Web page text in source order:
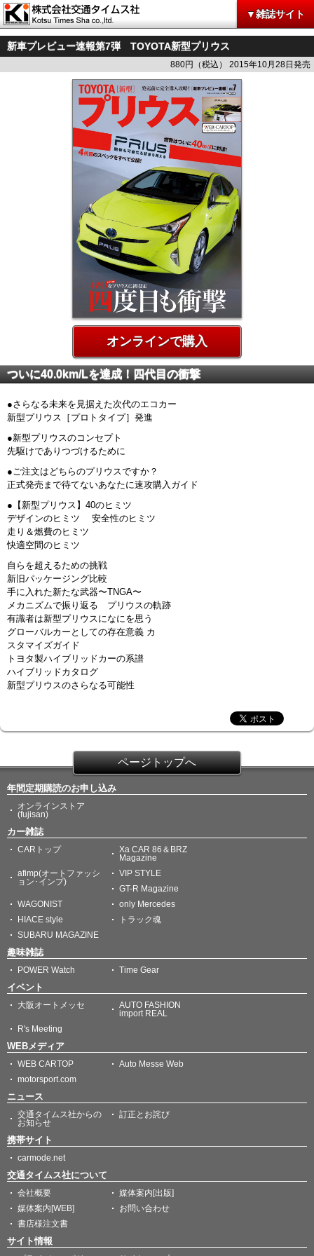
▼雑誌サイト
新車プレビュー速報第7弾 TOYOTA新型プリウス
880円（税込） 2015年10月28日発売
オンラインで購入
ついに40.0km/Lを達成！四代目の衝撃
●さらなる未来を見据えた次代のエコカー
新型プリウス［プロトタイプ］発進
●新型プリウスのコンセプト
先駆けでありつづけるために
●ご注文はどちらのプリウスですか？
正式発売まで待てないあなたに速攻購入ガイド
●【新型プリウス】40のヒミツ
デザインのヒミツ 安全性のヒミツ
走り＆燃費のヒミツ
快適空間のヒミツ
自らを超えるための挑戦
新旧パッケージング比較
手に入れた新たな武器〜TNGA〜
メカニズムで振り返る プリウスの軌跡
有識者は新型プリウスになにを思う
グローバルカーとしての存在意義 カ
スタマイズガイド
トヨタ製ハイブリッドカーの系譜
ハイブリッドカタログ
新型プリウスのさらなる可能性
ページトップへ
年間定期購読のお申し込み
オンラインストア
(fujisan)
カー雑誌
CARトップ
Xa CAR 86＆BRZ
Magazine
afimp(オートファッシ
ョン･インプ)
VIP STYLE
GT-R Magazine
WAGONIST
only Mercedes
HIACE style
トラック魂
SUBARU MAGAZINE
趣味雑誌
POWER Watch Time Gear
イベント
大阪オートメッセ
AUTO FASHION
import REAL
R's Meeting
WEBメディア
WEB CARTOP
Auto Messe Web
motorsport.com
ニュース
交通タイムス社からの
お知らせ
訂正とお詫び
携帯サイト
carmode.net
交通タイムス社について
会社概要
媒体案内[出版]
媒体案内[WEB]
お問い合わせ
書店様注文書
サイト情報